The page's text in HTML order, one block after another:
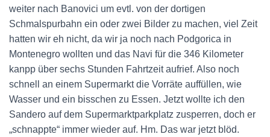
weiter nach Banovici um evtl. von der dortigen
Schmalspurbahn ein oder zwei Bilder zu machen, viel Zeit
hatten wir eh nicht, da wir ja noch nach Podgorica in
Montenegro wollten und das Navi für die 346 Kilometer
kanpp über sechs Stunden Fahrtzeit aufrief. Also noch
schnell an einem Supermarkt die Vorräte auffüllen, wie
Wasser und ein bisschen zu Essen. Jetzt wollte ich den
Sandero auf dem Supermarktparkplatz zusperren, doch er
„schnappte“ immer wieder auf. Hm. Das war jetzt blöd.